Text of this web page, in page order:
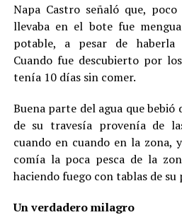
Napa Castro señaló que,
llevaba en el bote fue
potable, a pesar de haberla
Cuando fue descubierto por
tenía 10 días sin comer.
Buena parte del agua que
de su travesía provenía de
cuando en cuando en la zona,
comía la poca pesca de la
haciendo fuego con tablas de
Un verdadero milagro